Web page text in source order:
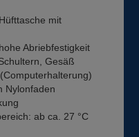
mit
Abriebfestigkeit
Gesäß
Nylonfaden
ab ca. 27 °C